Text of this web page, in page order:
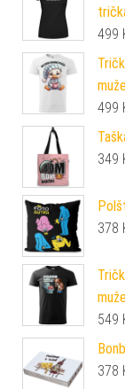
499
499
349
378
549
378